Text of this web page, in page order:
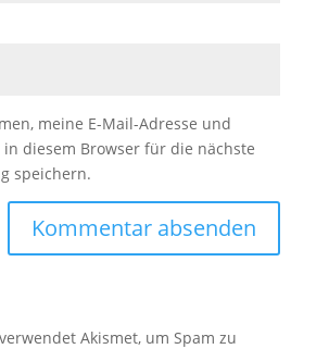
meine E-Mail-Adresse und
in diesem Browser für die nächste
speichern.
Akismet, um Spam zu